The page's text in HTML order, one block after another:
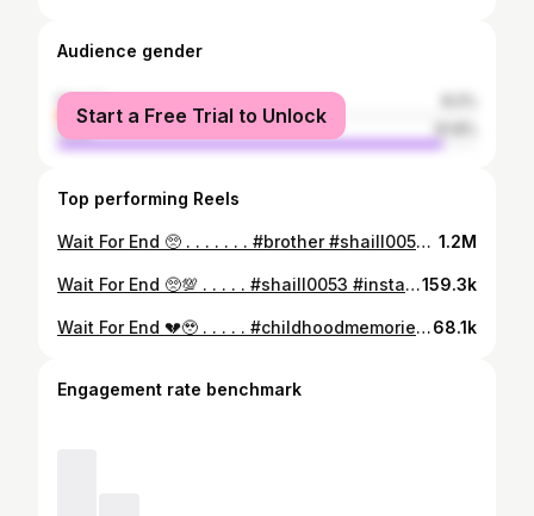
Audience gender
female
male
Start a Free Trial to Unlock
Top performing Reels
Wait For End 🥺 . . . . . . . #brother #shaill0053 #reels #reelsinstagram #instagram #trending #trendingreels #vellore #vellorefort #vellorecity #velloresaidapet 1.2M
Wait For End 🥺💯 . . . . . #shaill0053 #instagram #reels #vellore #trending159.3k
Wait For End 💔🥹 . . . . . #childhoodmemories❤ #90s #shaill0053 #reels #reelsinstagram #instagram #trending #trendingreels #vellore #vellorefort #vellorecity #velloresaidapet68.1k
Engagement rate benchmark